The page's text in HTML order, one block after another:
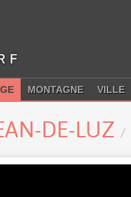
MONTAGNE VILLE
DE-LUZ